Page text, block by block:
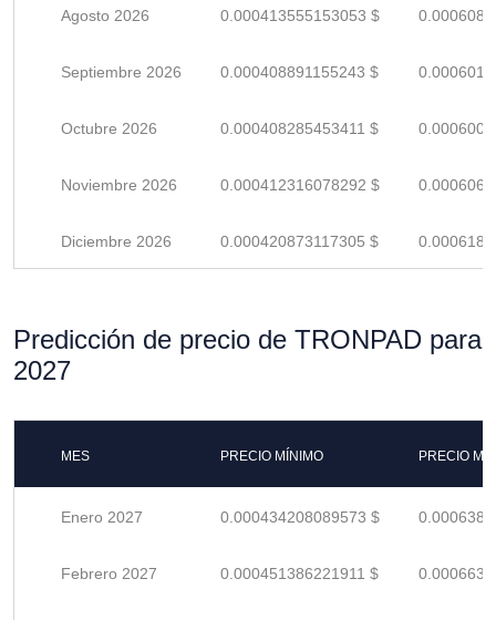
Agosto 2026 0.000413555153053 $
Septiembre 2026 0.000408891155243 $
Octubre 2026 0.000408285453411 $
Noviembre 2026 0.000412316078292 $
Diciembre 2026 0.000420873117305 $
Predicción de precio de TRONPAD para
2027
MES PRECIO MÍNIMO PRECIO
Enero 2027 0.000434208089573 $
Febrero 2027 0.000451386221911 $